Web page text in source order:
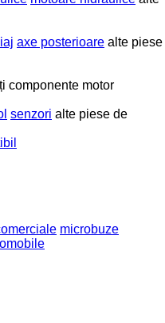
axe posterioare alte piese
componente motor
senzori alte piese de
microbuze